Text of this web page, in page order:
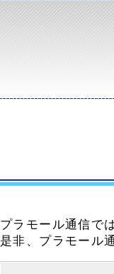
プラモール通信で
是非、プラモール